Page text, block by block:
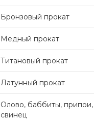
Бронзовый прокат
Медный прокат
Титановый прокат
Латунный прокат
Олово, баббиты, припои,
свинец